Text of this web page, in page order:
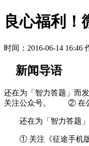
良心福利！
时间：2016-06-14 16:46
新闻导语
还在为「智力答题」而
关注公众号。 ② 在公
还在为「智力答题」
① 关注《征途手机版